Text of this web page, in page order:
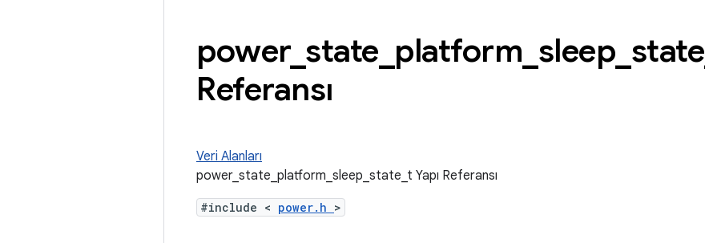
power_ state platform sleep state
Referansı
Veri Alanları
power_state_platform_sleep_state_t Yapı Referansı
#include < power.h >